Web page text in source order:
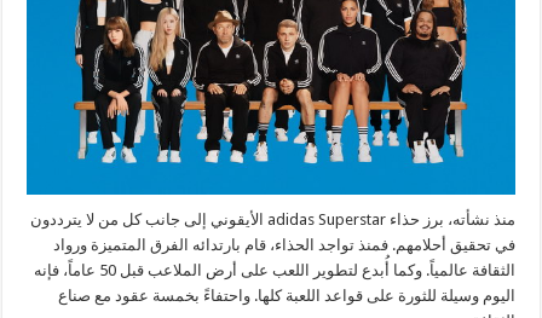
مغلقة
منذ نشأته، برز حذاء adidas Superstar الأيقوني إلى جانب كل من لا يترددون
في تحقيق أحلامهم. فمنذ تواجد الحذاء، قام بارتدائه الفرق المتميزة ورواد
الثقافة عالمياً. وكما أُبدع لتطوير اللعب على أرض الملاعب قبل 50 عاماً، فإنه
اليوم وسيلة للثورة على قواعد اللعبة كلها. واحتفاءً بخمسة عقود مع صناع